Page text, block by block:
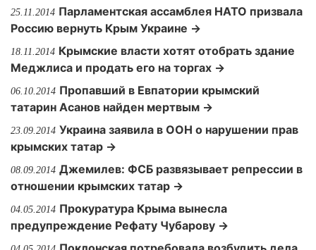
25.11.2014 Парламентская ассамблея НАТО призвала
Россию вернуть Крым Украине →
18.11.2014 Крымские власти хотят отобрать здание
Меджлиса и продать его на торгах →
06.10.2014 Пропавший в Евпатории крымский
татарин Асанов найден мертвым →
23.09.2014 Украина заявила в ООН о нарушении прав
крымских татар →
08.09.2014 Джемилев: ФСБ развязывает репрессии в
отношении крымских татар →
04.05.2014 Прокуратура Крыма вынесла
предупреждение Рефату Чубарову →